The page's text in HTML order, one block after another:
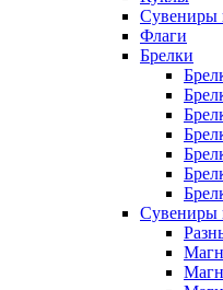
Сувениры
Флаги
Брелки
Сувениры